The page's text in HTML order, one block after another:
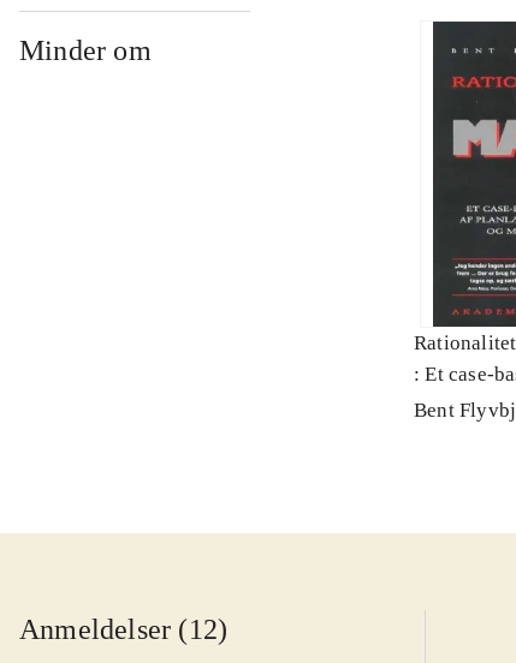
Minder om
: Et case-
Bent
Anmeldelser (12)